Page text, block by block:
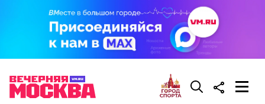
Однако Безсилко понимал, чем он будет заниматься
на месте катастрофы: радиация и ликвидация
последствий для него — «как пинцет или скальпель